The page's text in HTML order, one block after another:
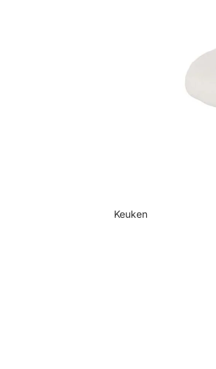
Keuken